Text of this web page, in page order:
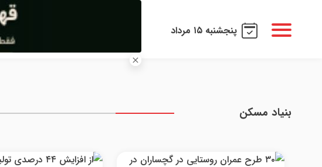
پنجشنبه ۱۵ مرداد
بنیاد مسکن